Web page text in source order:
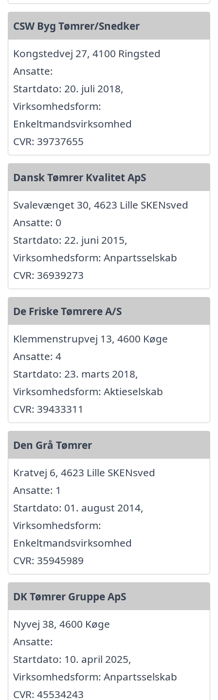
CSW Byg Tømrer/Snedker
Kongstedvej 27, 4100 Ringsted
Ansatte:
Startdato: 20. juli 2018,
Virksomhedsform:
Enkeltmandsvirksomhed
CVR: 39737655
Dansk Tømrer Kvalitet ApS
Svalevænget 30, 4623 Lille SKENsved
Ansatte: 0
Startdato: 22. juni 2015,
Virksomhedsform: Anpartsselskab
CVR: 36939273
De Friske Tømrere A/S
Klemmenstrupvej 13, 4600 Køge
Ansatte: 4
Startdato: 23. marts 2018,
Virksomhedsform: Aktieselskab
CVR: 39433311
Den Grå Tømrer
Kratvej 6, 4623 Lille SKENsved
Ansatte: 1
Startdato: 01. august 2014,
Virksomhedsform:
Enkeltmandsvirksomhed
CVR: 35945989
DK Tømrer Gruppe ApS
Nyvej 38, 4600 Køge
Ansatte:
Startdato: 10. april 2025,
Virksomhedsform: Anpartsselskab
CVR: 45534243